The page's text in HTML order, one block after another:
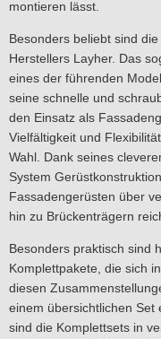
montieren lässt.
Besonders beliebt sind
Herstellers Layher. Das
eines der führenden
seine schnelle und
den Einsatz als
Vielfältigkeit und
Wahl. Dank seines
System
Fassadengerüsten über
hin zu Brückenträgern
Besonders praktisch sind
Komplettpakete, die sich
diesen
einem übersichtlichen Set
sind die Komplettsets in